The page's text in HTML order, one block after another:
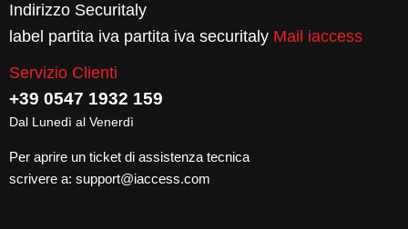
Indirizzo Securitaly
label partita iva partita iva securitaly Mail iaccess
Servizio Clienti
+39 0547 1932 159
Dal Lunedì al Venerdì
Per aprire un ticket di assistenza tecnica
scrivere a: support@iaccess.com